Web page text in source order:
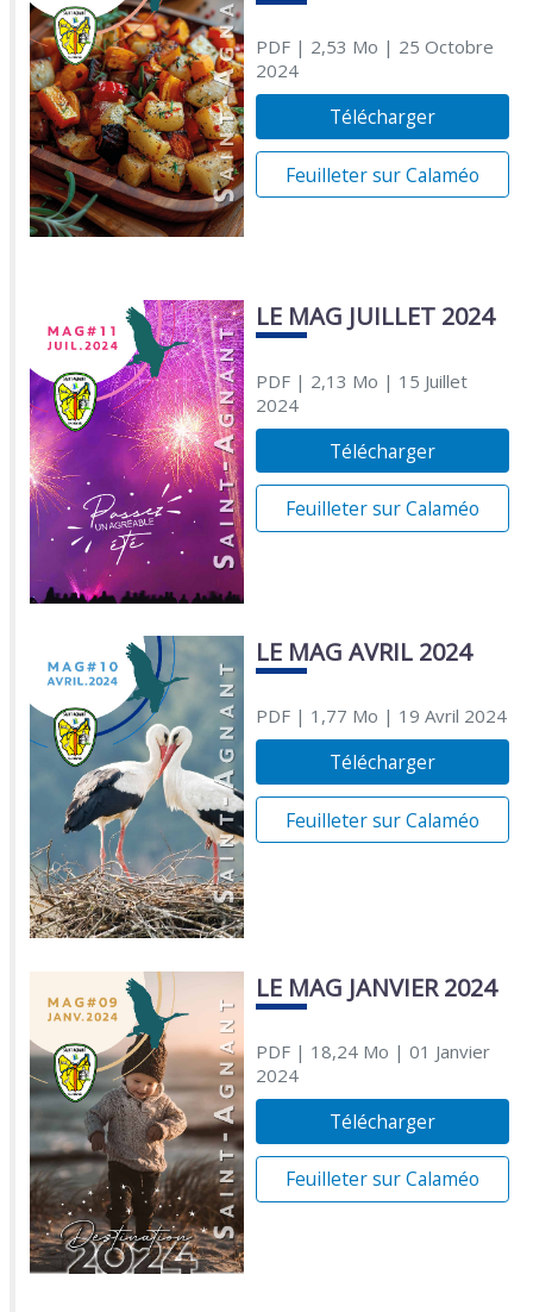
PDF| 2,53 Mo | 25 Octobre
2024
Télécharger
Feuilleter sur Calaméo
LE MAG JUILLET 2024
PDF| 2,13 Mo | 15 Juillet
2024
Télécharger
Feuilleter sur Calaméo
LE MAG AVRIL 2024
PDF| 1,77 Mo | 19 Avril 2024
Télécharger
Feuilleter sur Calaméo
LE MAG JANVIER 2024
PDF| 18,24 Mo | 01 Janvier
2024
Télécharger
Feuilleter sur Calaméo